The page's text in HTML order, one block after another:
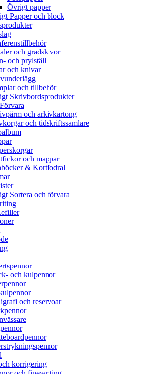
Övrigt papper
Papper och block
och gradskivor
och prylställ
och knivar
och tillbehör
Skrivbordsprodukter
och arkivkartong
och tidskriftssamlare
och mappar
& Kortfodral
Sortera och förvara
och kulpennor
och reservoar
korrigering